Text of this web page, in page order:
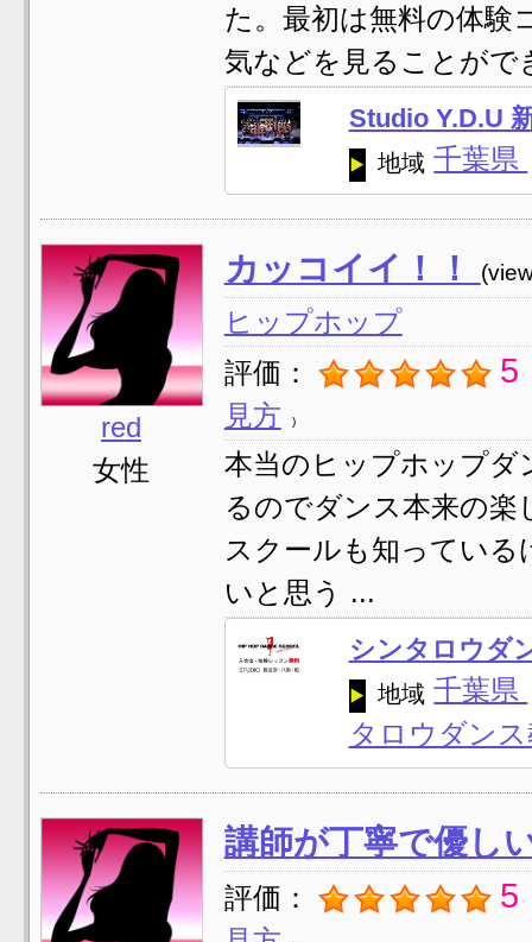
た。最初は無料の体験
気などを見ることがで
Studio Y.D.U
地域 千葉県
red
女性
カッコイイ！！
ヒップホップ
評価：
5
見方
本当のヒップホップダ
るのでダンス本来の
スクールも知ってい
いと思う ...
シンタロウダ
地域 千葉県
タロウダン
講師が丁寧で優し
評価： 5